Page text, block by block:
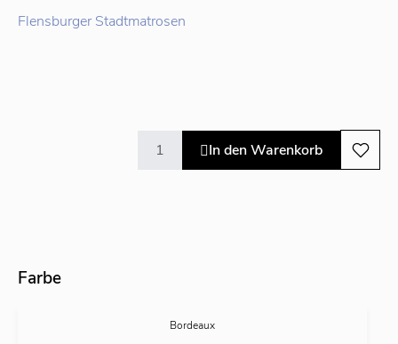
Flensburger Stadtmatrosen
In den Warenkorb
Farbe
Bordeaux